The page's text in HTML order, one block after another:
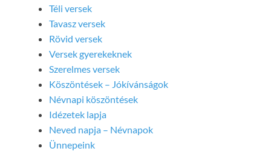
Téli versek
Tavasz versek
Rövid versek
Versek gyerekeknek
Szerelmes versek
Köszöntések – Jókívánságok
Névnapi köszöntések
Idézetek lapja
Neved napja – Névnapok
Ünnepeink